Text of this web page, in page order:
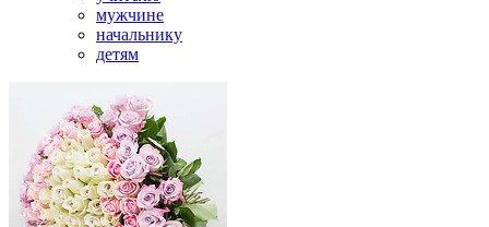
мужчине
начальнику
детям